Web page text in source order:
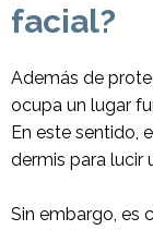
facial?
Además de
ocupa un lugar
En este sentido,
dermis para lucir
Sin embargo, es